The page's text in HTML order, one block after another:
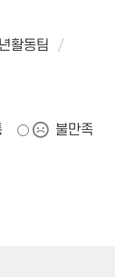
활동팀
불만족